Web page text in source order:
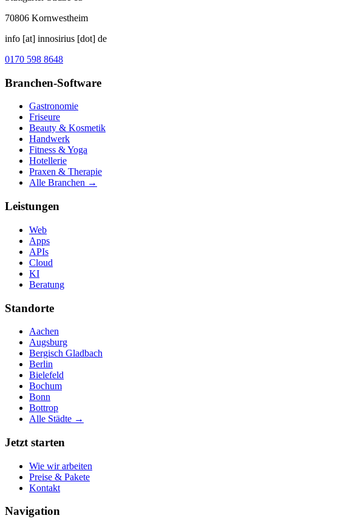
70806 Kornwestheim
info [at] innosirius [dot] de
0170 598 8648
Branchen-Software
Gastronomie
Friseure
Beauty & Kosmetik
Handwerk
Fitness & Yoga
Hotellerie
Praxen & Therapie
Alle Branchen →
Leistungen
Web
Apps
APIs
Cloud
KI
Beratung
Standorte
Aachen
Augsburg
Bergisch Gladbach
Berlin
Bielefeld
Bochum
Bonn
Bottrop
Alle Städte →
Jetzt starten
Wie wir arbeiten
Preise & Pakete
Kontakt
Navigation